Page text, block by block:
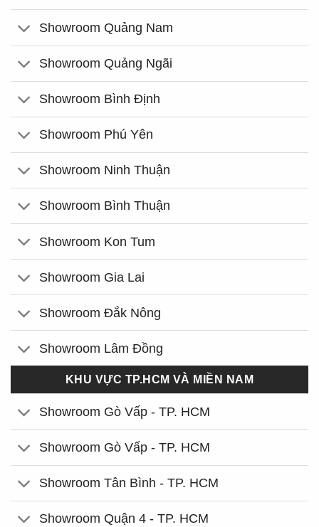
Showroom Quảng Nam
Showroom Quảng Ngãi
Showroom Bình Định
Showroom Phú Yên
Showroom Ninh Thuận
Showroom Bình Thuận
Showroom Kon Tum
Showroom Gia Lai
Showroom Đắk Nông
Showroom Lâm Đồng
KHU VỰC TP.HCM VÀ MIỀN NAM
Showroom Gò Vấp - TP. HCM
Showroom Gò Vấp - TP. HCM
Showroom Tân Bình - TP. HCM
Showroom Quận 4 - TP. HCM